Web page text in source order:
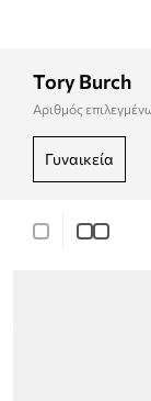
Tory Burch
Αριθμός
γυναικεία